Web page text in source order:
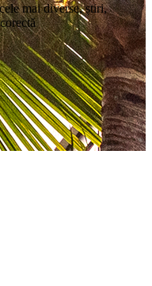
mai diverse, știri,